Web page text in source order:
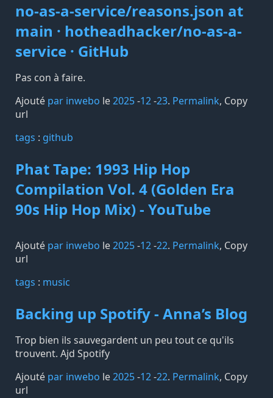
no-as-a-service/reasons.json at
main · hotheadhacker/no-as-a-
service · GitHub
Pas con à faire.
Ajouté par inwebo le2025-12-23. Permalink, Copy
url
tags️ : github
Phat Tape: 1993 Hip Hop
Compilation Vol. 4 (Golden Era
90s Hip Hop Mix) - YouTube
Ajouté par inwebo le2025-12-22. Permalink, Copy
url
tags️ : music
Backing up Spotify - Anna’s Blog
Trop bien ils sauvegardent un peu tout ce qu'ils
trouvent. Ajd Spotify
Ajouté par inwebo le2025-12-22. Permalink, Copy
url